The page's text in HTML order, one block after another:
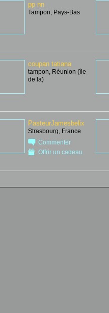
pp nn
Tampon, Pays-Bas
coupan tatiana
tampon, Réunion (île
de la)
PasteurJamesbelix
Strasbourg, France
Commenter
Offrir un cadeau